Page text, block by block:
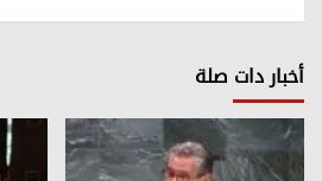
أخبار دات صلة